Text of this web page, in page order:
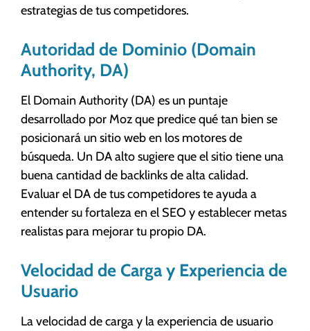
estrategias de tus competidores.
Autoridad de Dominio (Domain
Authority, DA)
El Domain Authority (DA) es un puntaje
desarrollado por Moz que predice qué tan bien se
posicionará un sitio web en los motores de
búsqueda. Un DA alto sugiere que el sitio tiene una
buena cantidad de backlinks de alta calidad.
Evaluar el DA de tus competidores te ayuda a
entender su fortaleza en el SEO y establecer metas
realistas para mejorar tu propio DA.
Velocidad de Carga y Experiencia de
Usuario
La velocidad de carga y la experiencia de usuario